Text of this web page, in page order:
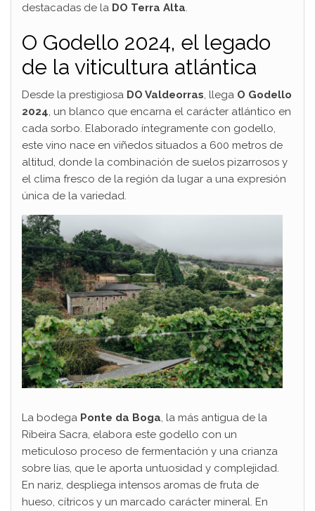
destacadas de la DO Terra Alta.
O Godello 2024, el legado
de la viticultura atlántica
Desde la prestigiosa DO Valdeorras, llega O Godello
2024, un blanco que encarna el carácter atlántico en
cada sorbo. Elaborado íntegramente con godello,
este vino nace en viñedos situados a 600 metros de
altitud, donde la combinación de suelos pizarrosos y
el clima fresco de la región da lugar a una expresión
única de la variedad.
La bodega Ponte da Boga, la más antigua de la
Ribeira Sacra, elabora este godello con un
meticuloso proceso de fermentación y una crianza
sobre lías, que le aporta untuosidad y complejidad.
En nariz, despliega intensos aromas de fruta de
hueso, cítricos y un marcado carácter mineral. En